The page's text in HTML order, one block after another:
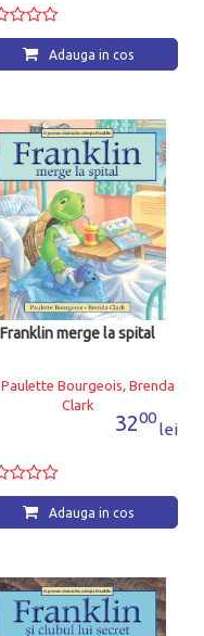
Adauga in cos
Franklin merge la spital
Paulette Bourgeois, Brenda
Clark
3200
lei
Adauga in cos